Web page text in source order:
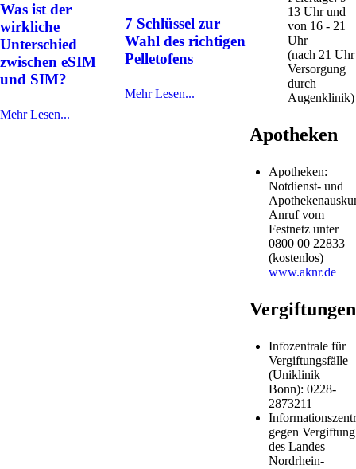
Was ist der
wirkliche
Unterschied
zwischen eSIM
und SIM?
Mehr Lesen...
7 Schlüssel zur
Wahl des richtigen
Pelletofens
Mehr Lesen...
13 Uhr und
von 16 - 21
Uhr
(nach 21 Uhr
Versorgung
durch
Augenklinik)
Apotheken
Apotheken:
Notdienst- und
Anruf vom
Festnetz unter
0800 00 22833
(kostenlos)
www.aknr.de
Vergiftungen
Infozentrale für
Vergiftungsfälle
(Uniklinik
Bonn): 0228-
2873211
gegen Vergiftung
des Landes
Nordrhein-